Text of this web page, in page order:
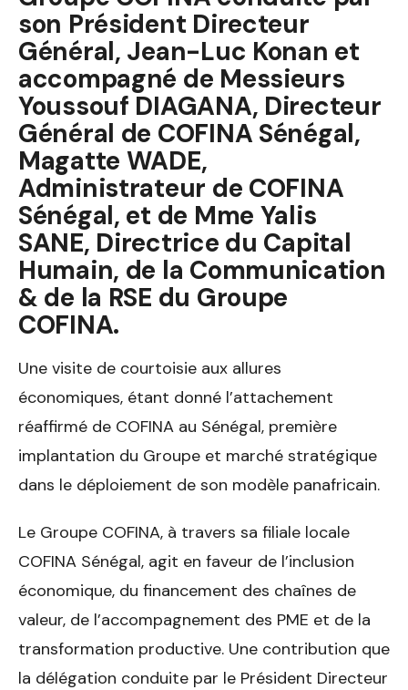
son Président Directeur
Général, Jean-Luc Konan et
accompagné de Messieurs
Youssouf DIAGANA, Directeur
Général de COFINA Sénégal,
Magatte WADE,
Administrateur de COFINA
Sénégal, et de Mme Yalis
SANE, Directrice du Capital
Humain, de la Communication
& de la RSE du Groupe
COFINA.
Une visite de courtoisie aux allures
économiques, étant donné l’attachement
réaffirmé de COFINA au Sénégal, première
implantation du Groupe et marché stratégique
dans le déploiement de son modèle panafricain.
Le Groupe COFINA, à travers sa filiale locale
COFINA Sénégal, agit en faveur de l’inclusion
économique, du financement des chaînes de
valeur, de l’accompagnement des PME et de la
transformation productive. Une contribution que
la délégation conduite par le Président Directeur